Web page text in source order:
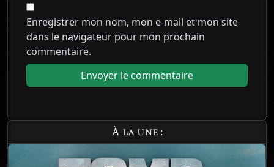
Enregistrer mon nom, mon e-mail et mon site
dans le navigateur pour mon prochain
commentaire.
À la une :